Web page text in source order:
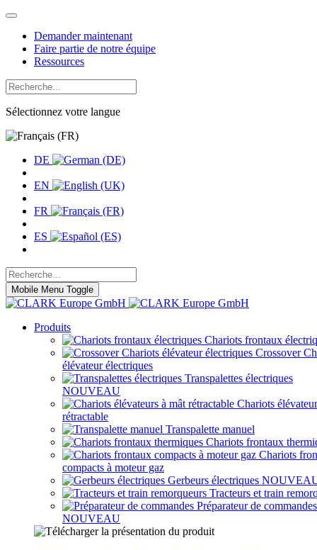
Demander maintenant
Faire partie de notre équipe
Ressources
Sélectionnez votre langue
DE
EN
FR
ES
Mobile Menu Toggle
Produits
Chariots frontaux
Crossover
élévateur électriques
Transpalettes électriques
NOUVEAU
Chariots
rétractable
Transpalette manuel
Chariots frontaux
Chariots
compacts à moteur gaz
Gerbeurs électriques
Tracteurs et train
Préparateur de commandes
NOUVEAU